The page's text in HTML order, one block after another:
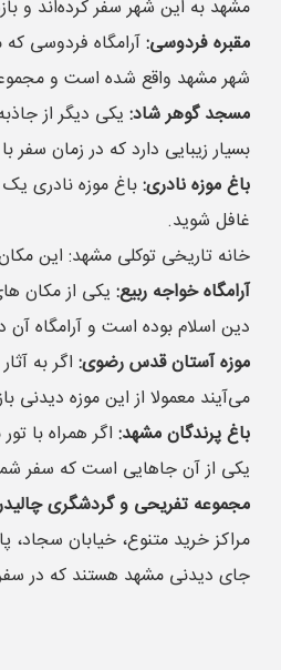
مشهد به این شهر سفر کرده‌اند و
مقبره فردوسی:
شهر مشهد واقع شده است و
مسجد گوهر شاد: یکی دیگر از
بسیار زیبایی دارد که در زمان سفر
باغ موزه نادری:باغ موزه نادری
غافل شوید.
خانه تاریخی توکلی مشهد: این
آرامگاه خواجه ربیع: یکی از مکان
دین اسلام بوده است و آرامگاه
موزه آستان قدس رضوی: اگر به
می‌آیند معمولا از این موزه دیدنی
باغ پرندگان مشهد: اگر همراه با
یکی از آن جاهایی است که سفر شما
مجموعه تفریحی و گردشگری
مراکز خرید متنوع، خیابان
جای دیدنی مشهد هستند که در